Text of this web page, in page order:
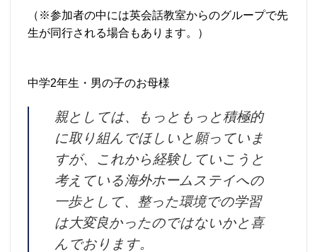
（※参加者の中には英会話教室からのグループで先
生が同行される場合もあります。）
中学2年生・男の子のお母様
親としては、もっともっと積極的
に取り組んでほしいと願っていま
すが、これから経験していこうと
考えている海外ホームステイへの
一歩として、整った環境での学習
は大変良かったのではないかと喜
んでおります。